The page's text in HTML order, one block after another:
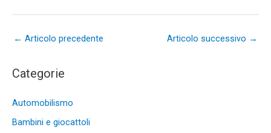
← Articolo precedente Articolo successivo →
Categorie
Automobilismo
Bambini e giocattoli